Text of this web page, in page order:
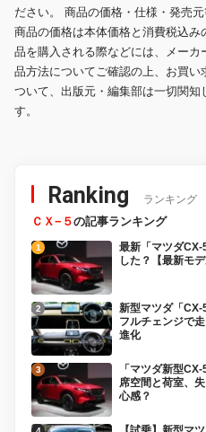
ださい。 商品の価格・仕様・発売
商品の価格は本体価格と消費税込
品を購入される際などには、メー
品方法についてご確認の上、お買
ついて、出版元・編集部は一切関知
す。
Ranking ランキング
ＣＸ−５の記事ランキング
最新「マツダ
した？【最新モ
新型マツダ「
フルチェンジで
進化
「マツダ新型
席空間と荷室、
心感？